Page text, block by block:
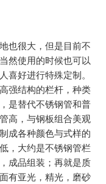
也很大，但是目前不
然使用的时候也可以
喜好进行特殊定制。
强结构的栏杆，种类
是替代不锈钢管和普
高，与钢板组合美观
成各种颜色与式样的
，大约是不锈钢管栏
成品组装；再就是质
有亚光，精光，磨砂